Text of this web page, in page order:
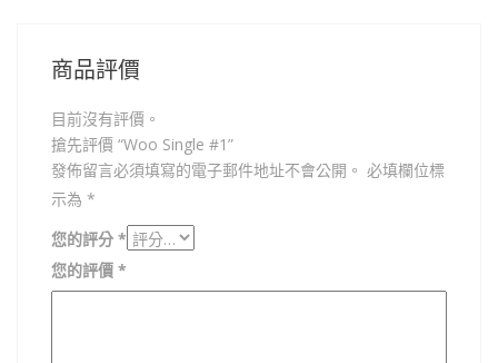
商品評價
目前沒有評價。
搶先評價 “Woo Single #1”
發佈留言必須填寫的電子郵件地址不會公開。 必填欄位標
示為 *
您的評分 *
您的評價 *